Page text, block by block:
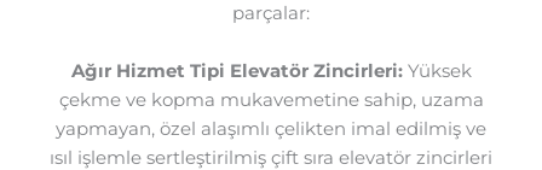
parçalar:
Ağır Hizmet Tipi Elevatör Zincirleri:Yüksek
çekme ve kopma mukavemetine sahip, uzama
yapmayan, özel alaşımlı çelikten imal edilmiş ve
ısıl işlemle sertleştirilmiş çift sıra elevatör zincirleri